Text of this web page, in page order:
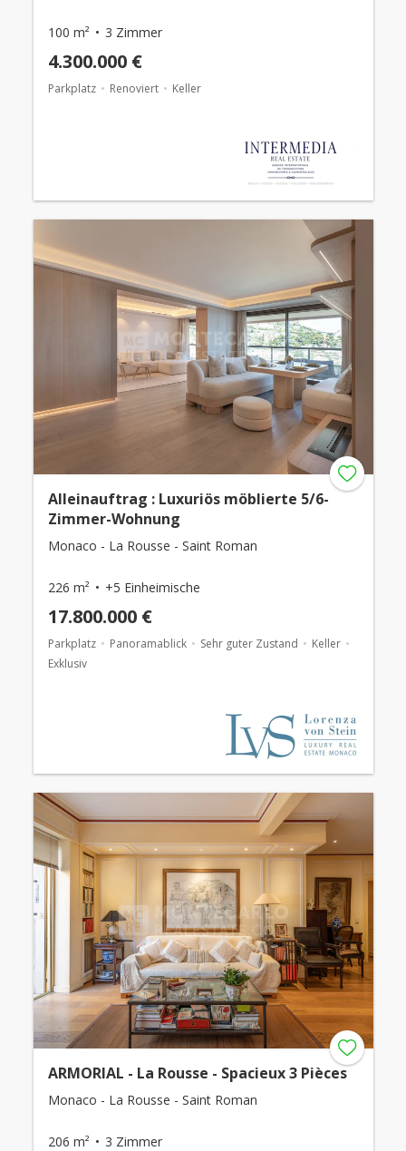
100 m² 3 Zimmer
4.300.000 €
Parkplatz Renoviert Keller
Alleinauftrag : Luxuriös möblierte 5/6-
Zimmer-Wohnung
Monaco - La Rousse - Saint Roman
226 m² +5 Einheimische
17.800.000 €
Parkplatz Panoramablick Sehr guter Zustand
Keller
Exklusiv
ARMORIAL - La Rousse - Spacieux 3 Pièces
Monaco - La Rousse - Saint Roman
206 m² 3 Zimmer